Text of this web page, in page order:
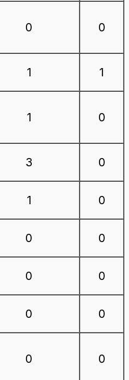
0 0
1 1
1 0
3 0
1 0
0 0
0 0
0 0
0 0